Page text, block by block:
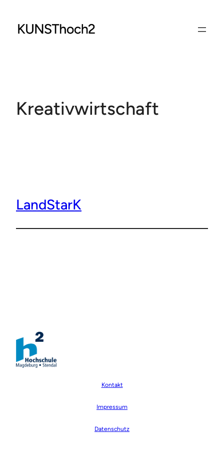
springen
Kreativwirtschaft
LandStarK
Kontakt
Impressum
Datenschutz